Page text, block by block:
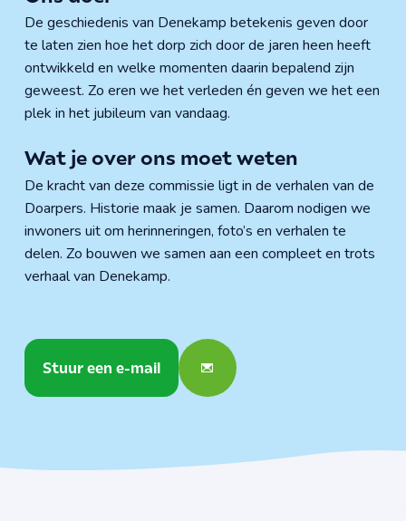
De geschiedenis van Denekamp betekenis geven door
te laten zien hoe het dorp zich door de jaren heen heeft
ontwikkeld en welke momenten daarin bepalend zijn
geweest. Zo eren we het verleden én geven we het een
plek in het jubileum van vandaag.
Wat je over ons moet weten
De kracht van deze commissie ligt in de verhalen van de
Doarpers. Historie maak je samen. Daarom nodigen we
inwoners uit om herinneringen, foto’s en verhalen te
delen. Zo bouwen we samen aan een compleet en trots
verhaal van Denekamp.
Stuur een e-mail
Stuur een e-mail